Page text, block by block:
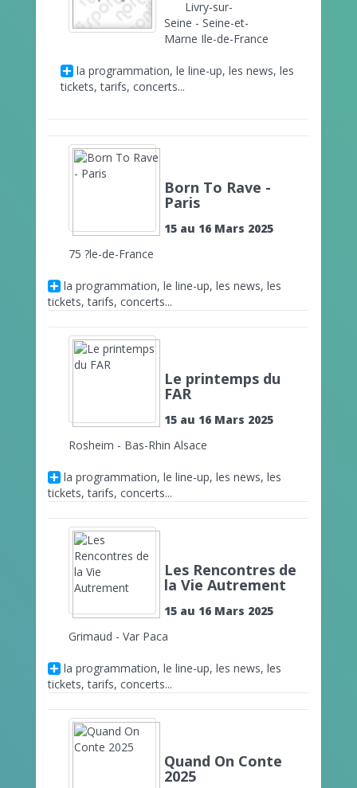
Livry-sur-
Seine - Seine-et-
Marne Ile-de-France
la programmation, le line-up, les news, les
tickets, tarifs, concerts...
Born To Rave -
Paris
15 au 16 Mars 2025
75 ?le-de-France
la programmation, le line-up, les news, les
tickets, tarifs, concerts...
Le printemps du
FAR
15 au 16 Mars 2025
Rosheim - Bas-Rhin Alsace
la programmation, le line-up, les news, les
tickets, tarifs, concerts...
Les Rencontres de
la Vie Autrement
15 au 16 Mars 2025
Grimaud - Var Paca
la programmation, le line-up, les news, les
tickets, tarifs, concerts...
Quand On Conte
2025